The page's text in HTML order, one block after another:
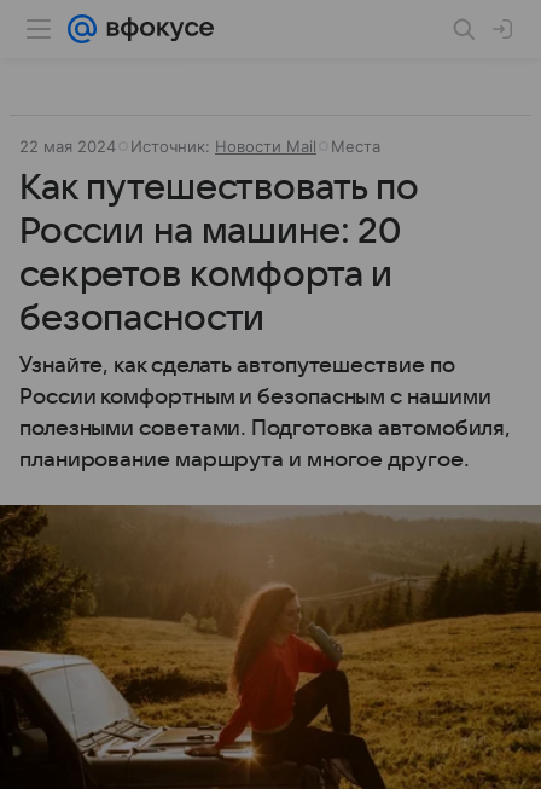
22 мая 2024 Источник: Новости Mail Места
Как путешествовать по
России на машине: 20
секретов комфорта и
безопасности
Узнайте, как сделать автопутешествие по
России комфортным и безопасным с нашими
полезными советами. Подготовка автомобиля,
планирование маршрута и многое другое.